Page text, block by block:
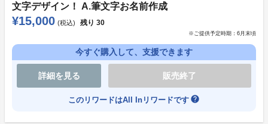
文字デザイン！ A.筆文字お名前作成
¥15,000 (税込) 残り 30
※ご提供予定時期： 6月末頃
今すぐ購入して、支援できます
詳細を見る 販売終了
このリワードはAll Inリワードです help